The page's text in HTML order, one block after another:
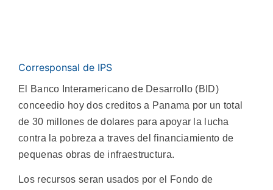
Corresponsal de IPS
El Banco Interamericano de Desarrollo (BID)
conceedio hoy dos creditos a Panama por un total
de 30 millones de dolares para apoyar la lucha
contra la pobreza a traves del financiamiento de
pequenas obras de infraestructura.
Los recursos seran usados por el Fondo de